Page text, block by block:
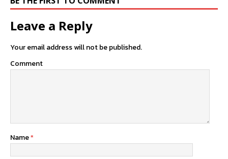
Leave a Reply
Your email address will not be published.
Comment
Name*